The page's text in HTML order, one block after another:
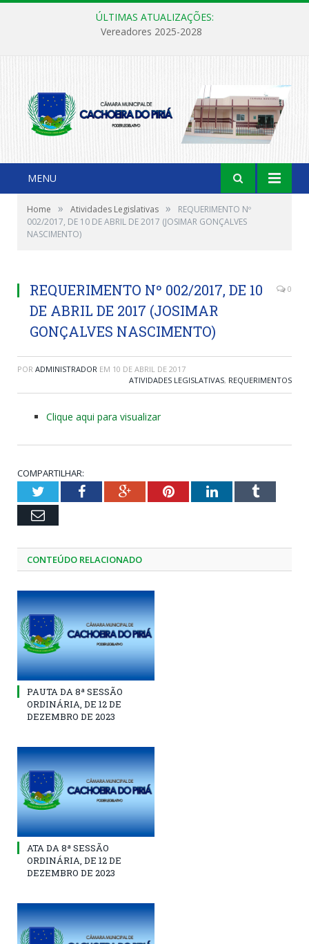
ÚLTIMAS ATUALIZAÇÕES:
Vereadores 2025-2028
MENU
Home » Atividades Legislativas »
REQUERIMENTO Nº
002/2017, DE 10 DE ABRIL DE 2017 (JOSIMAR GONÇALVES
NASCIMENTO)
REQUERIMENTO Nº 002/2017, DE 10
DE ABRIL DE 2017 (JOSIMAR
GONÇALVES NASCIMENTO)
0
POR ADMINISTRADOR EM 10 DE ABRIL DE 2017
ATIVIDADES LEGISLATIVAS, REQUERIMENTOS
Clique aqui para visualizar
COMPARTILHAR:
TwitterFacebookGoogle+PinterestLinkedInTumblr
Email
CONTEÚDO RELACIONADO
PAUTA DA 8ª SESSÃO
ORDINÁRIA, DE 12 DE
DEZEMBRO DE 2023
ATA DA 8ª SESSÃO
ORDINÁRIA, DE 12 DE
DEZEMBRO DE 2023